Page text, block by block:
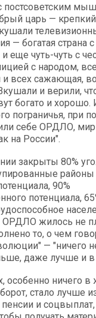
постсоветским
царь — крепкий
— богатая страна
и еще чуть-чуть с
с народом,
и всех сажающая,
и верили,
богато и хорошо.
пограничья, при
себе ОРДЛО, мир
на России".
закрыты 80%
районы
90%
потенциала,
ОРДЛО жилось не
то, о чем
— "ничего
даже лучше и в
особенно ничего в
стало лучше
и